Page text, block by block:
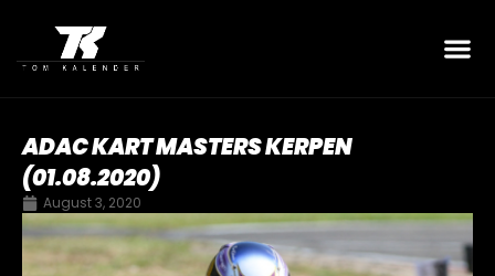
ADAC KART MASTERS KERPEN
(01.08.2020)
August 3, 2020